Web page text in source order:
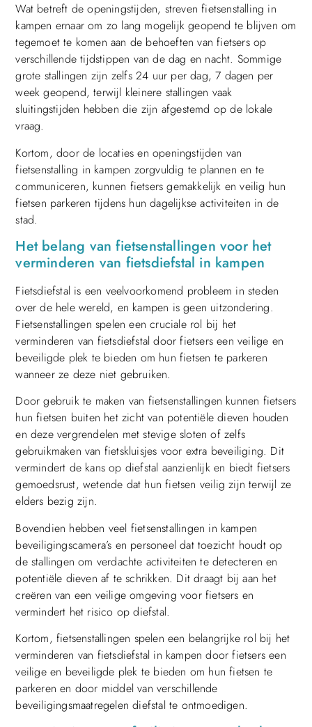
Wat betreft de openingstijden, streven fietsenstalling in
kampen ernaar om zo lang mogelijk geopend te blijven om
tegemoet te komen aan de behoeften van fietsers op
verschillende tijdstippen van de dag en nacht. Sommige
grote stallingen zijn zelfs 24 uur per dag, 7 dagen per
week geopend, terwijl kleinere stallingen vaak
sluitingstijden hebben die zijn afgestemd op de lokale
vraag.
Kortom, door de locaties en openingstijden van
fietsenstalling in kampen zorgvuldig te plannen en te
communiceren, kunnen fietsers gemakkelijk en veilig hun
fietsen parkeren tijdens hun dagelijkse activiteiten in de
stad.
Het belang van fietsenstallingen voor het
verminderen van fietsdiefstal in kampen
Fietsdiefstal is een veelvoorkomend probleem in steden
over de hele wereld, en kampen is geen uitzondering.
Fietsenstallingen spelen een cruciale rol bij het
verminderen van fietsdiefstal door fietsers een veilige en
beveiligde plek te bieden om hun fietsen te parkeren
wanneer ze deze niet gebruiken.
Door gebruik te maken van fietsenstallingen kunnen fietsers
hun fietsen buiten het zicht van potentiële dieven houden
en deze vergrendelen met stevige sloten of zelfs
gebruikmaken van fietskluisjes voor extra beveiliging. Dit
vermindert de kans op diefstal aanzienlijk en biedt fietsers
gemoedsrust, wetende dat hun fietsen veilig zijn terwijl ze
elders bezig zijn.
Bovendien hebben veel fietsenstallingen in kampen
beveiligingscamera’s en personeel dat toezicht houdt op
de stallingen om verdachte activiteiten te detecteren en
potentiële dieven af ​​te schrikken. Dit draagt ​​bij aan het
creëren van een veilige omgeving voor fietsers en
vermindert het risico op diefstal.
Kortom, fietsenstallingen spelen een belangrijke rol bij het
verminderen van fietsdiefstal in kampen door fietsers een
veilige en beveiligde plek te bieden om hun fietsen te
parkeren en door middel van verschillende
beveiligingsmaatregelen diefstal te ontmoedigen.